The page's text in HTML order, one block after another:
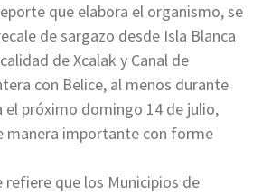
que elabora el organismo, se
de sargazo desde Isla Blanca
de Xcalak y Canal de
con Belice, al menos durante
el próximo domingo 14 de julio,
manera importante con forme
refiere que los Municipios de